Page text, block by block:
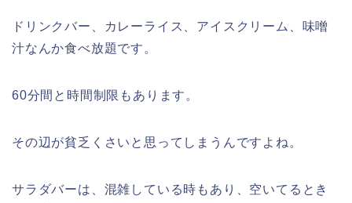
ドリンクバー、カレーライス、アイスクリーム、味噌
汁なんか食べ放題です。
60分間と時間制限もあります。
その辺が貧乏くさいと思ってしまうんですよね。
サラダバーは、混雑している時もあり、空いてるとき